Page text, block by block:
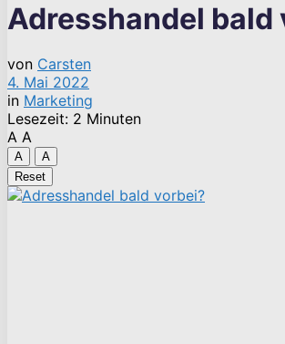
Adresshandel bald
von Carsten
4. Mai 2022
in Marketing
Lesezeit: 2 Minuten
A A
A
A
Reset